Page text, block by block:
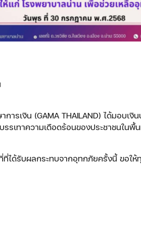
รเงิน (GAMA THAILAND) ได้มอบ
รเทาความเดือดร้อนของประชาชนใ
ที่ได้รับผลกระทบจากอุทกภัยครั้งนี้ ข